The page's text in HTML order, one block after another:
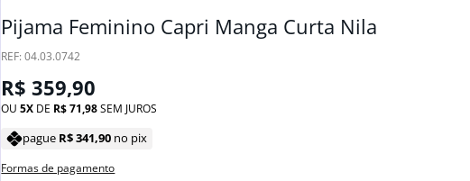
Pijama Feminino Capri Manga Curta Nila
:04.03.0742
R$ 359,90
OU5 DE R$71,98SEM JUROS
pague R$341,90 no pix
Formas de pagamento